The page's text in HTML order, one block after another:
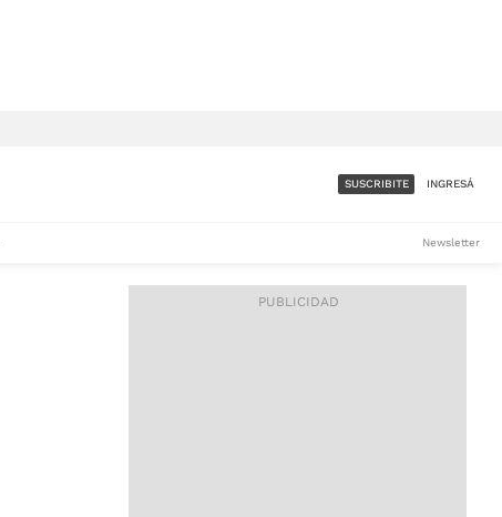
ACCESO FULL - $1.800/MES
SUSCRIBITE INGRESÁ
Newsletter